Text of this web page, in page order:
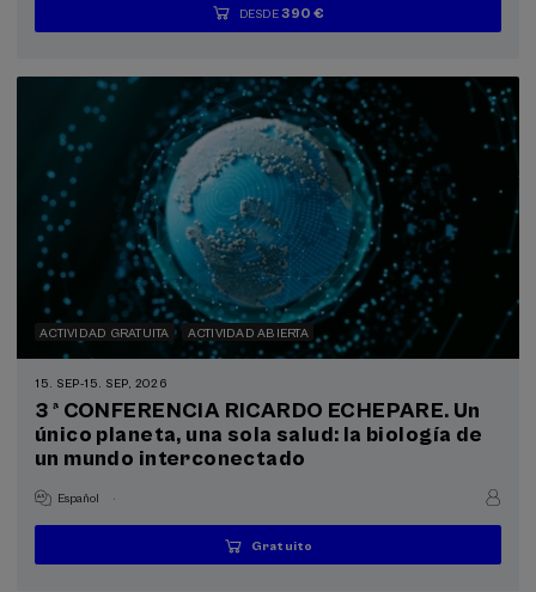
...
DESDE390 €
Últimas
plazas
Gratuito
Fecha
pasada
Lista
de
Plazo
de
ACTIVIDAD GRATUITA ACTIVIDAD ABIERTA
15. SEP-15. SEP, 2026
3 ª CONFERENCIA RICARDO ECHEPARE. Un
único planeta, una sola salud: la biología de
un mundo interconectado
Español .
...
Gratuito
Últimas
plazas
Gratuito
Fecha
pasada
Lista
de
Plazo
de